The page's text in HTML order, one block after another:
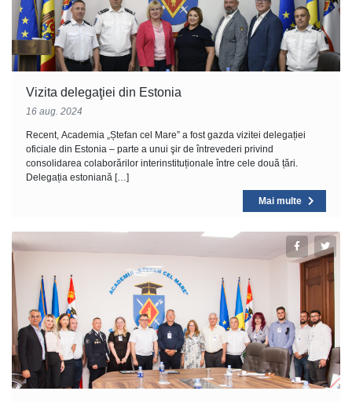
Vizita delegaţiei din Estonia
16 aug. 2024
Recent, Academia „Ștefan cel Mare” a fost gazda vizitei delegației
oficiale din Estonia – parte a unui şir de întrevederi privind
consolidarea colaborărilor interinstituționale între cele două țări.
Delegația estoniană […]
Mai multe